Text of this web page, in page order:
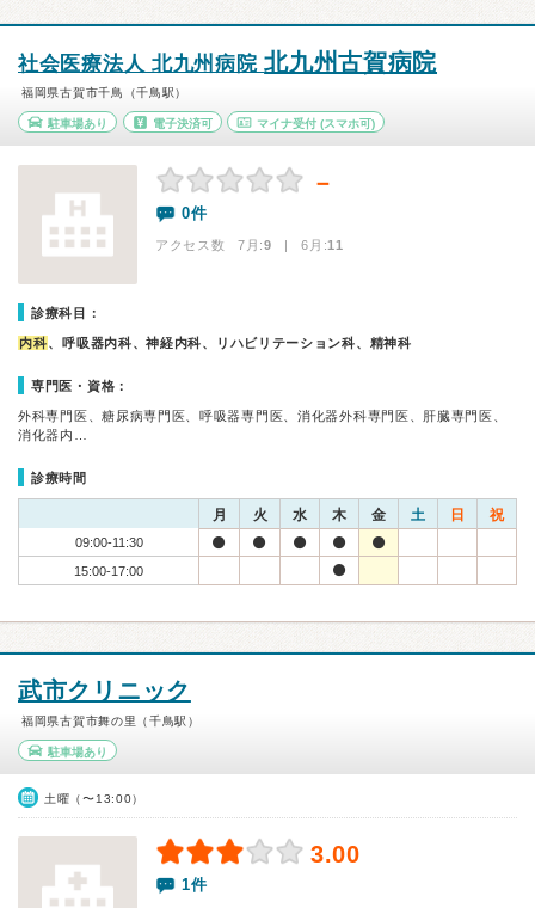
社会医療法人 北九州病院北九州古賀病院
福岡県古賀市千鳥（千鳥駅）
駐車場あり 電子決済可 マイナ受付 (スマホ可)
－
0件
アクセス数 7月:9 | 6月:11
診療科目：
内科、呼吸器内科、神経内科、リハビリテーション科、精神科
専門医・資格：
外科専門医、糖尿病専門医、呼吸器専門医、消化器外科専門医、肝臓専門医、
消化器内…
診療時間
月 火 水 木 金 土 日 祝
09:00-11:30
15:00-17:00
武市クリニック
福岡県古賀市舞の里（千鳥駅）
駐車場あり
土曜（〜13:00）
3.00
1件